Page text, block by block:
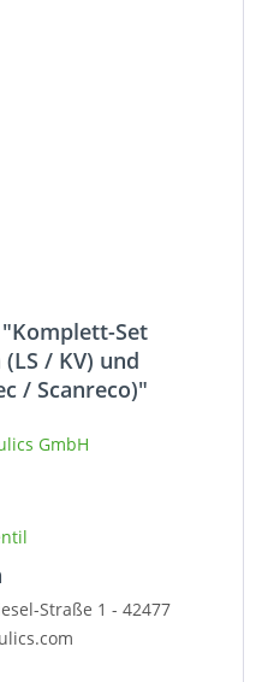
Set
/ KV) und
/ Scanreco)"
GmbH
Straße 1 - 42477